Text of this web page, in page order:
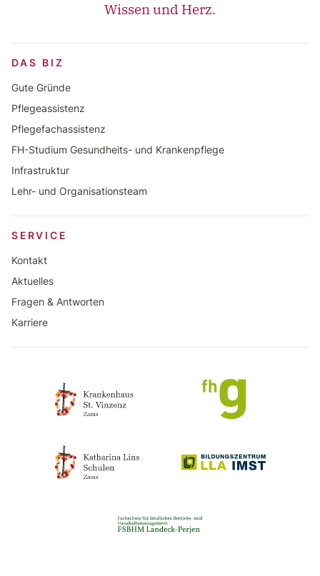
Wissen und Herz.
DAS BIZ
Gute Gründe
Pflegeassistenz
Pflegefachassistenz
FH-Studium Gesundheits- und Krankenpflege
Infrastruktur
Lehr- und Organisationsteam
SERVICE
Kontakt
Aktuelles
Fragen & Antworten
Karriere